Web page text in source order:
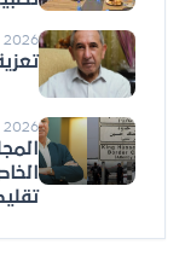
2026
2026